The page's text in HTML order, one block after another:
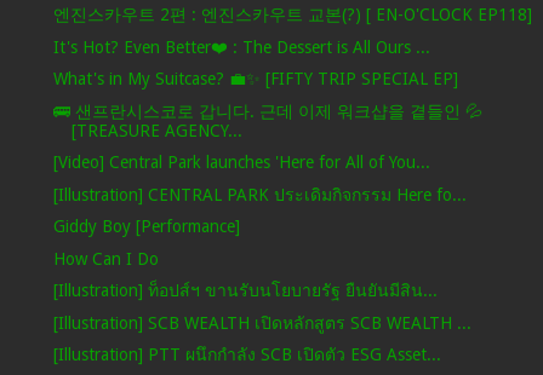
엔진스카우트 2편 : 엔진스카우트 교본(?) [ EN-O'CLOCK EP118]
It's Hot? Even Better❤️ : The Dessert is All Ours ...
What's in My Suitcase? 💼✨ [FIFTY TRIP SPECIAL EP]
🚌 샌프란시스코로 갑니다. 근데 이제 워크샵을 곁들인 💦
[TREASURE AGENCY...
[Video] Central Park launches 'Here for All of You...
[Illustration] CENTRAL PARK ประเดิมกิจกรรม Here fo...
Giddy Boy [Performance]
How Can I Do
[Illustration] ท็อปส์ฯ ขานรับนโยบายรัฐ ยืนยันมีสิน...
[Illustration] SCB WEALTH เปิดหลักสูตร SCB WEALTH ...
[Illustration] PTT ผนึกกำลัง SCB เปิดตัว ESG Asset...